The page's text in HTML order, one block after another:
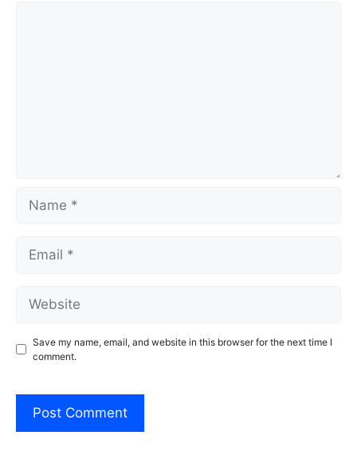
Save my name, email, and website in this browser for the next time I
comment.